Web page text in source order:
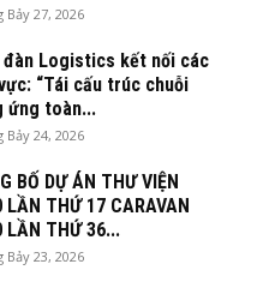
Bảy 27, 2026
đàn Logistics kết nối các
“Tái cấu trúc chuỗi
ứng toàn...
Bảy 24, 2026
BỐ DỰ ÁN THƯ VIỆN
LẦN THỨ 17 CARAVAN
LẦN THỨ 36...
Bảy 23, 2026